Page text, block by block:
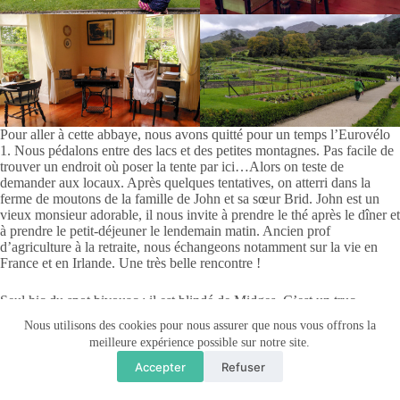
Nous utilisons des cookies pour nous assurer que nous vous offrons la
meilleure expérience possible sur notre site.
Accepter Refuser
Pour aller à cette abbaye, nous avons quitté pour un temps l’Eurovélo
1. Nous pédalons entre des lacs et des petites montagnes. Pas facile de
trouver un endroit où poser la tente par ici…Alors on teste de
demander aux locaux. Après quelques tentatives, on atterri dans la
ferme de moutons de la famille de John et sa sœur Brid. John est un
vieux monsieur adorable, il nous invite à prendre le thé après le dîner et
à prendre le petit-déjeuner le lendemain matin. Ancien prof
d’agriculture à la retraite, nous échangeons notamment sur la vie en
France et en Irlande. Une très belle rencontre !
Seul hic du spot bivouac : il est blindé de Midges. C’est un truc
moustiques (2mm) très voraces qui sont dans les zones humides et qui
se déplacent en groupe. Les produits anti-moustique habituels n’ont
pas d’effets sur eux. Bref, pas cool du tout… on reste le plus possible